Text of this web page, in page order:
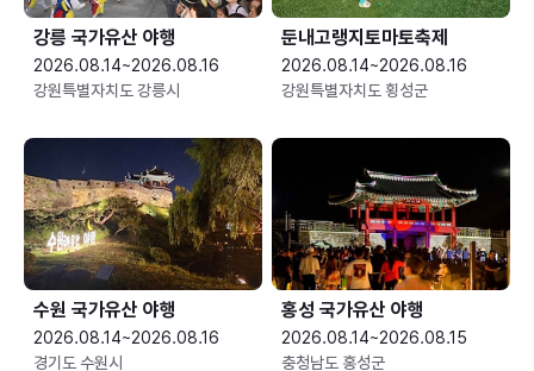
강릉 국가유산 야행
2026.08.14~2026.08.16
강원특별자치도 강릉시
둔내고랭지토마토축제
2026.08.14~2026.08.16
강원특별자치도 횡성군
수원 국가유산 야행
2026.08.14~2026.08.16
경기도 수원시
홍성 국가유산 야행
2026.08.14~2026.08.15
충청남도 홍성군